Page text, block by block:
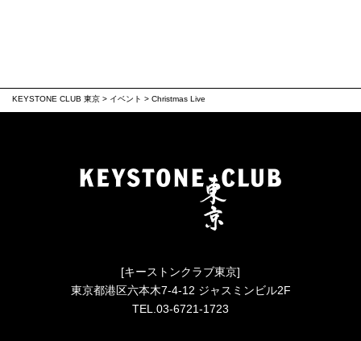
KEYSTONE CLUB 東京 > イベント > Christmas Live
[キーストンクラブ東京]
東京都港区六本木7-4-12 ジャスミンビル2F
TEL.03-6721-1723